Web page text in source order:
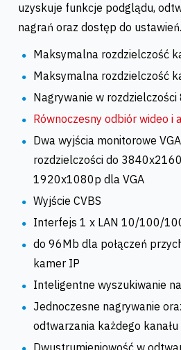
uzyskuje funkcje podglądu,
nagrań oraz dostęp do ustawień.
Maksymalna rozdzielczość
Maksymalna rozdzielczość
Nagrywanie w rozdzielczości
Równoczesny odbiór wideo i
Dwa wyjścia monitorowe
rozdzielczości do
1920x1080p dla VGA
Wyjście CVBS
Interfejs 1 x LAN 10/100/
do 96Mb dla połączeń
kamer IP
Inteligentne wyszukiwanie
Jednoczesne nagrywanie
odtwarzania każdego kanału